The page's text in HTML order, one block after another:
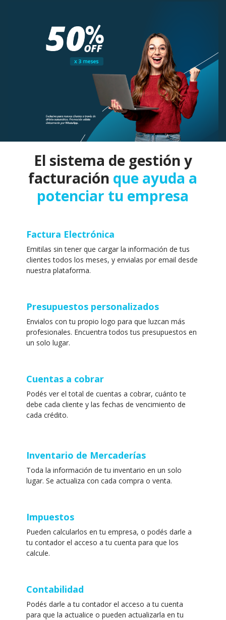
El sistema de gestión y
facturación que ayuda a
potenciar tu empresa
Factura Electrónica
Emitilas sin tener que cargar la información de tus
clientes todos los meses, y envialas por email desde
nuestra plataforma.
Presupuestos personalizados
Envialos con tu propio logo para que luzcan más
profesionales. Encuentra todos tus presupuestos en
un solo lugar.
Cuentas a cobrar
Podés ver el total de cuentas a cobrar, cuánto te
debe cada cliente y las fechas de vencimiento de
cada crédito.
Inventario de Mercaderías
Toda la información de tu inventario en un solo
lugar. Se actualiza con cada compra o venta.
Impuestos
Pueden calcularlos en tu empresa, o podés darle a
tu contador el acceso a tu cuenta para que los
calcule.
Contabilidad
Podés darle a tu contador el acceso a tu cuenta
para que la actualice o pueden actualizarla en tu